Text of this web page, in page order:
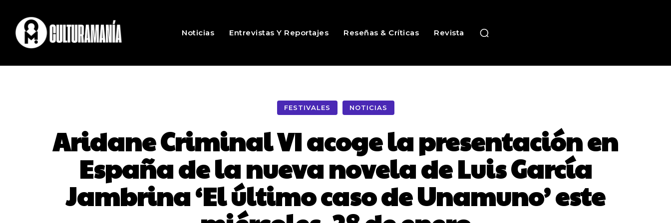
Noticias Entrevistas Y Reportajes Reseñas & Críticas Revista
FESTIVALES NOTICIAS
Aridane Criminal VI acoge la presentación en
España de la nueva novela de Luis García
Jambrina ‘El último caso de Unamuno’ este